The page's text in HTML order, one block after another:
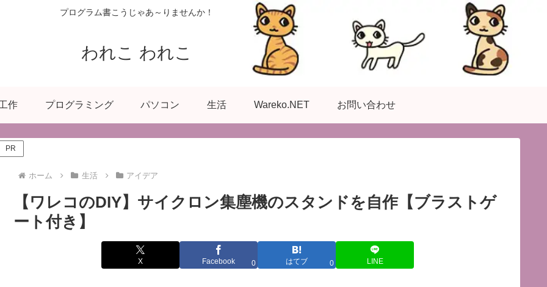
プログラム書こうじゃあ～りませんか！
われこ われこ
作 プログラミング パソコン 生活 Wareko.NET お問い合わせ
PR
ホーム 生活 アイデア
【ワレコのDIY】サイクロン集塵機のスタンドを自作【ブラストゲ
ート付き】
X Facebook 0 はてブ 0 LINE